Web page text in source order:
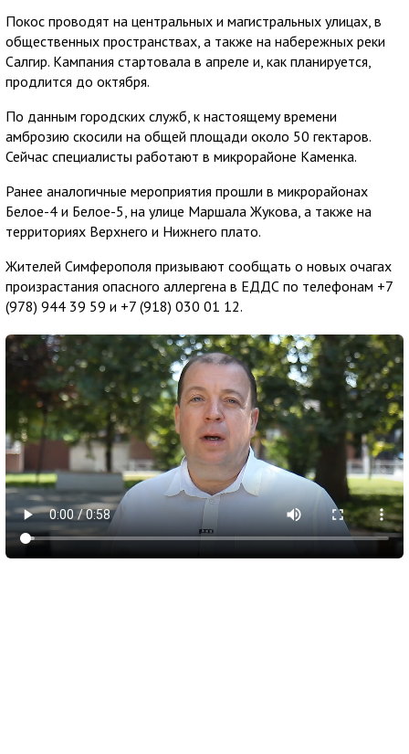
Покос проводят на центральных и магистральных улицах, в
общественных пространствах, а также на набережных реки
Салгир. Кампания стартовала в апреле и, как планируется,
продлится до октября.
По данным городских служб, к настоящему времени
амброзию скосили на общей площади около 50 гектаров.
Сейчас специалисты работают в микрорайоне Каменка.
Ранее аналогичные мероприятия прошли в микрорайонах
Белое-4 и Белое-5, на улице Маршала Жукова, а также на
территориях Верхнего и Нижнего плато.
Жителей Симферополя призывают сообщать о новых очагах
произрастания опасного аллергена в ЕДДС по телефонам +7
(978) 944 39 59 и +7 (918) 030 01 12.